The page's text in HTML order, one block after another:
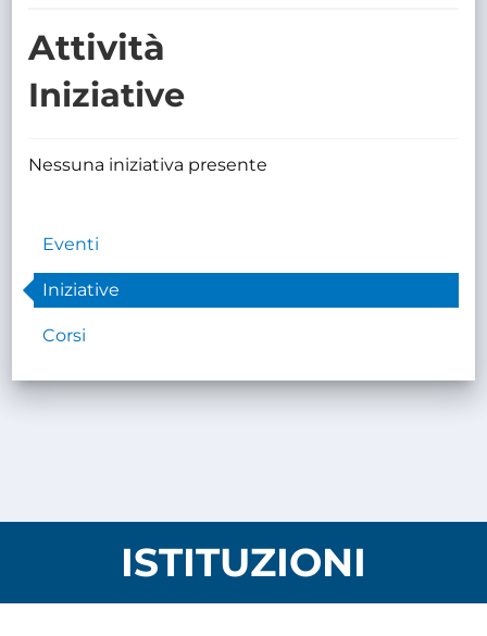
Attività
Iniziative
Nessuna iniziativa presente
Eventi
Iniziative
Corsi
ISTITUZIONI